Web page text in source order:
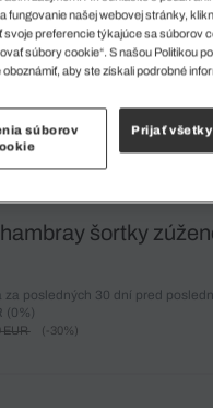
šortky
za posledných 30 dní pred
(0%)
EUR (-30%)
fungovanie našej webovej stránky,
preferencie týkajúce sa súborov
súbory cookie“. S našou Politikou
aby ste získali podrobné
súborov
Prijať